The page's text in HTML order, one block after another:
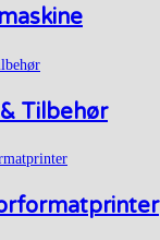
Tilbehør